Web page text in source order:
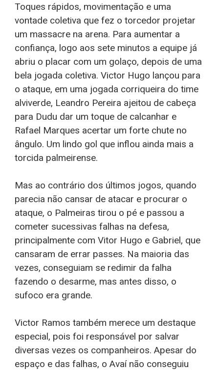
Toques rápidos, movimentação e uma
vontade coletiva que fez o torcedor projetar
um massacre na arena. Para aumentar a
confiança, logo aos sete minutos a equipe já
abriu o placar com um golaço, depois de uma
bela jogada coletiva. Victor Hugo lançou para
o ataque, em uma jogada corriqueira do time
alviverde, Leandro Pereira ajeitou de cabeça
para Dudu dar um toque de calcanhar e
Rafael Marques acertar um forte chute no
ângulo. Um lindo gol que inflou ainda mais a
torcida palmeirense.
Mas ao contrário dos últimos jogos, quando
parecia não cansar de atacar e procurar o
ataque, o Palmeiras tirou o pé e passou a
cometer sucessivas falhas na defesa,
principalmente com Vitor Hugo e Gabriel, que
cansaram de errar passes. Na maioria das
vezes, conseguiam se redimir da falha
fazendo o desarme, mas antes disso, o
sufoco era grande.
Victor Ramos também merece um destaque
especial, pois foi responsável por salvar
diversas vezes os companheiros. Apesar do
espaço e das falhas, o Avaí não conseguiu